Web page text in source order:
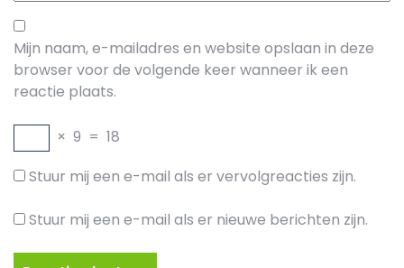
Mijn naam, e-mailadres en website opslaan in deze
browser voor de volgende keer wanneer ik een
reactie plaats.
× 9 = 18
Stuur mij een e-mail als er vervolgreacties zijn.
Stuur mij een e-mail als er nieuwe berichten zijn.